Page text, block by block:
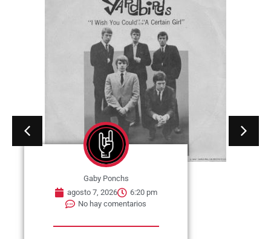
Gaby Ponchs
agosto 7, 2026
6:20 pm
No hay comentarios